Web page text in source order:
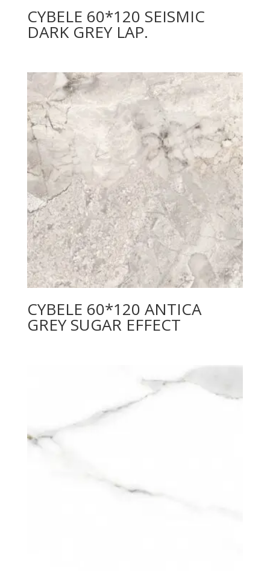
CYBELE 60*120 SEISMIC
DARK GREY LAP.
CYBELE 60*120 ANTICA
GREY SUGAR EFFECT